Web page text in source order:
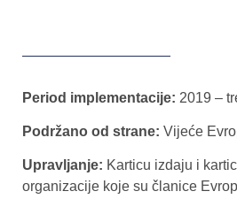
Period implementacije: 2019 –
Podržano od strane: Vijeće
Upravljanje: Karticu izdaju i
organizacije koje su članice